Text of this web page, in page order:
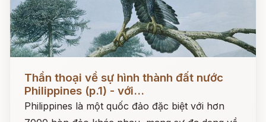
Đọc ngay
Thần thoại về sự hình thành đất nước
Philippines (p.1) - với...
Philippines là một quốc đảo đặc biệt với hơn